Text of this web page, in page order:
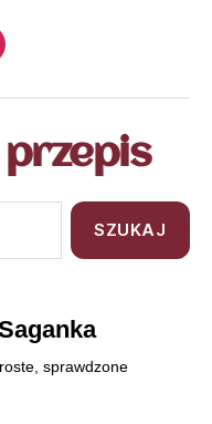
przepis
sprawdzone